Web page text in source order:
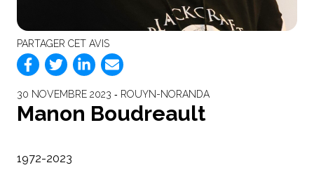
PARTAGER CET AVIS
30 NOVEMBRE 2023 ‐ ROUYN-NORANDA
Manon Boudreault
1972-2023